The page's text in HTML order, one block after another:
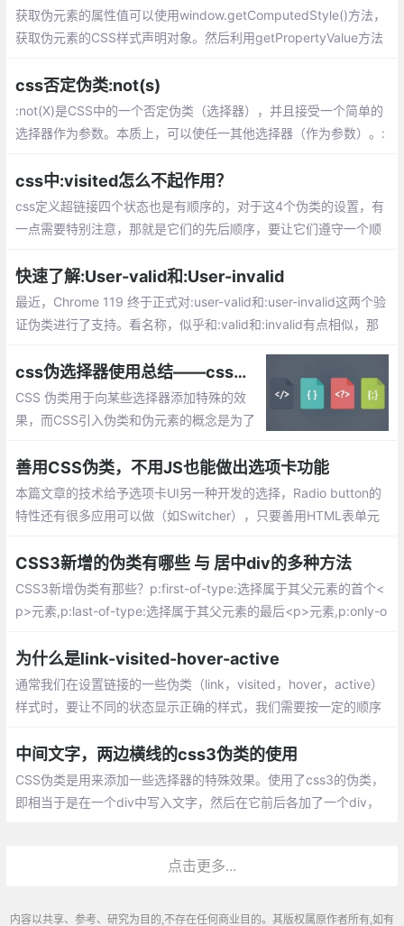
一个span也有margin-right，可能影响之后
元素的排版）。
获取伪元素的属性值可以使用window.getComputedStyle()方法，
获取伪元素的CSS样式声明对象。然后利用getPropertyValue方法
伪元素属性值的更改、使用CSSStyleSheet的insertRule来为伪元
素修改样式、
css否定伪类:not(s)
:not(X)是CSS中的一个否定伪类（选择器），并且接受一个简单的
选择器作为参数。本质上，可以使任一其他选择器（作为参数）。:
包括增加的选择器或者伪元素选择器。
css中:visited怎么不起作用？
css定义超链接四个状态也是有顺序的，对于这4个伪类的设置，有
一点需要特别注意，那就是它们的先后顺序，要让它们遵守一个顺
快速了解:User-valid和:User-invalid
最近，Chrome 119 终于正式对:user-valid和:user-invalid这两个验
证伪类进行了支持。看名称，似乎和:valid和:invalid有点相似，那
css伪选择器使用总结——css中关于伪类和伪元素的知识总汇
CSS 伪类用于向某些选择器添加特殊的效
果，而CSS引入伪类和伪元素的概念是为了
讲总结关于css伪类和伪元素的相关使用
善用CSS伪类，不用JS也能做出选项卡功能
本篇文章的技术给予选项卡UI另一种开发的选择，Radio button的
特性还有很多应用可以做（如Switcher），只要善用HTML表单元
ript的部份工作.
CSS3新增的伪类有哪些 与 居中div的多种方法
CSS3新增伪类有那些？p:first-of-type:选择属于其父元素的首个<
p>元素,p:last-of-type:选择属于其父元素的最后<p>元素,p:only-o
素的唯一子元素的每个<p>元素;p:nth-child(2)
为什么是link-visited-hover-active
通常我们在设置链接的一些伪类（link，visited，hover，active）
样式时，要让不同的状态显示正确的样式，我们需要按一定的顺序
绍，即 link-visited-hover-active
中间文字，两边横线的css3伪类的使用
CSS伪类是用来添加一些选择器的特殊效果。使用了css3的伪类，
即相当于是在一个div中写入文字，然后在它前后各加了一个div，
点击更多...
内容以共享、参考、研究为目的,不存在任何商业目的。其版权属原作者所有,如有